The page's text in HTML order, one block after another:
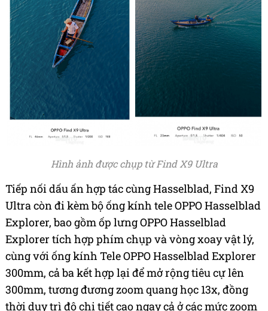
Hình ảnh được chụp từ Find X9 Ultra
Tiếp nối dấu ấn hợp tác cùng Hasselblad, Find X9
Ultra còn đi kèm bộ ống kính tele OPPO Hasselblad
Explorer, bao gồm ốp lưng OPPO Hasselblad
Explorer tích hợp phím chụp và vòng xoay vật lý,
cùng với ống kính Tele OPPO Hasselblad Explorer
300mm, cả ba kết hợp lại để mở rộng tiêu cự lên
300mm, tương đương zoom quang học 13x, đồng
thời duy trì độ chi tiết cao ngay cả ở các mức zoom